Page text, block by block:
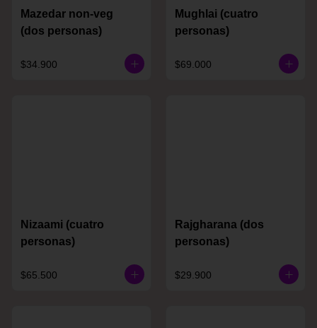
Mazedar non-veg
(dos personas)
$34.900
Mughlai (cuatro
personas)
$69.000
Nizaami (cuatro
personas)
$65.500
Rajgharana (dos
personas)
$29.900